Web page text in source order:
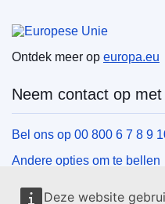
Deze website
Ontdek meer op europa.eu
Neem contact op met
Bel ons op 00 800 6 7 8 9
Andere opties om te bellen
Schrijf ons via het